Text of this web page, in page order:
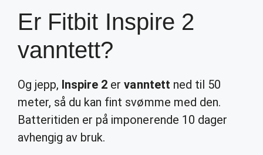
Er Fitbit Inspire 2
vanntett?
Og jepp, Inspire 2 ervanntett ned til 50
meter, så du kan fint svømme med den.
Batteritiden er på imponerende 10 dager
avhengig av bruk.